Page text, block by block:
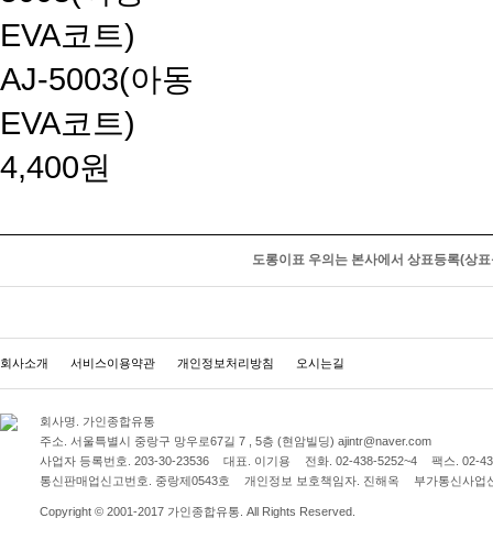
AJ-5003(아동
EVA코트)
4,400원
도롱이표 우의는 본사에서 상표등록(상
회사소개 서비스이용약관 개인정보처리방침 오시는길
회사명.
가인종합유통
주소.
서울특별시 중랑구 망우로67길 7 , 5층 (현암빌딩) ajintr@naver.com
사업자 등록번호. 203-30-23536 대표. 이기용 전화. 02-438-5252~4 팩스. 02-
통신판매업신고번호.
중랑제0543호 개인정보 보호책임자. 진해옥 부가통신사업
Copyright © 2001-2017 가인종합유통. All Rights Reserved.